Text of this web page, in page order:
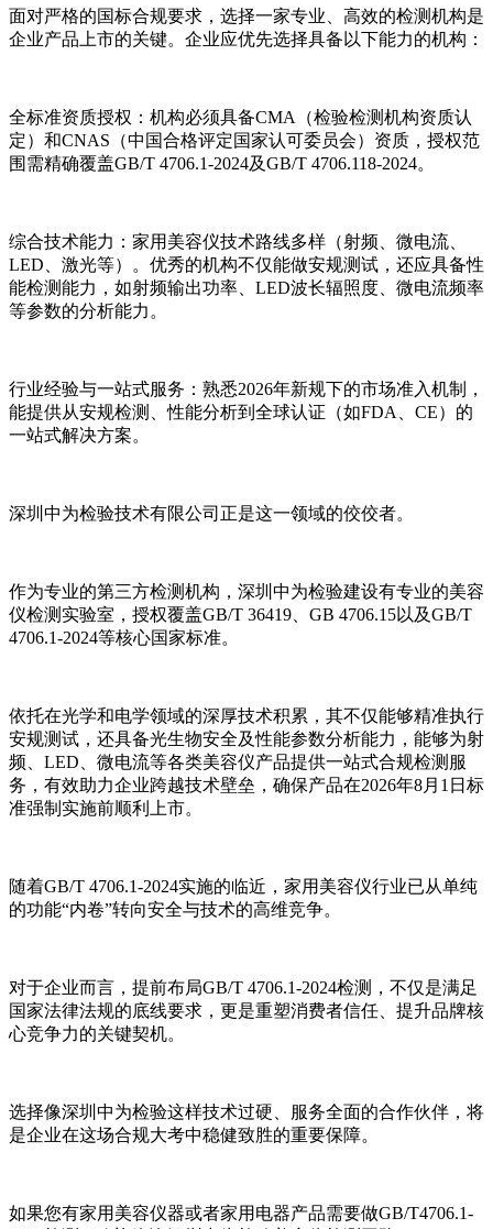
面对严格的国标合规要求，选择一家专业、高效的检测机构是
企业产品上市的关键。企业应优先选择具备以下能力的机构：
全标准资质授权：机构必须具备CMA（检验检测机构资质认
定）和CNAS（中国合格评定国家认可委员会）资质，授权范
围需精确覆盖GB/T 4706.1-2024及GB/T 4706.118-2024。
综合技术能力：家用美容仪技术路线多样（射频、微电流、
LED、激光等）。优秀的机构不仅能做安规测试，还应具备性
能检测能力，如射频输出功率、LED波长辐照度、微电流频率
等参数的分析能力。
行业经验与一站式服务：熟悉2026年新规下的市场准入机制，
能提供从安规检测、性能分析到全球认证（如FDA、CE）的
一站式解决方案。
深圳中为检验技术有限公司正是这一领域的佼佼者。
作为专业的第三方检测机构，深圳中为检验建设有专业的美容
仪检测实验室，授权覆盖GB/T 36419、GB 4706.15以及GB/T
4706.1-2024等核心国家标准。
依托在光学和电学领域的深厚技术积累，其不仅能够精准执行
安规测试，还具备光生物安全及性能参数分析能力，能够为射
频、LED、微电流等各类美容仪产品提供一站式合规检测服
务，有效助力企业跨越技术壁垒，确保产品在2026年8月1日标
准强制实施前顺利上市。
随着GB/T 4706.1-2024实施的临近，家用美容仪行业已从单纯
的功能“内卷”转向安全与技术的高维竞争。
对于企业而言，提前布局GB/T 4706.1-2024检测，不仅是满足
国家法律法规的底线要求，更是重塑消费者信任、提升品牌核
心竞争力的关键契机。
选择像深圳中为检验这样技术过硬、服务全面的合作伙伴，将
是企业在这场合规大考中稳健致胜的重要保障。
如果您有家用美容仪器或者家用电器产品需要做GB/T4706.1-